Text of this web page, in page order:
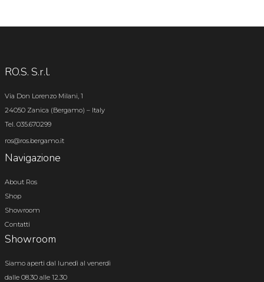
RO.S. S.r.l.
Via Don Lorenzo Milani, 1
24050 Zanica (Bergamo) – Italy
Tel. 035.670299
ros@ros.bergamo.it
Navigazione
About Ros
Shop
Showroom
Contatti
Showroom
Siamo aperti dal lunedì al venerdì
dalle 08.30 alle 12.30